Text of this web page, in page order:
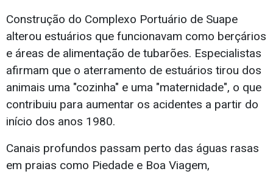
Construção do Complexo Portuário de Suape
alterou estuários que funcionavam como berçários
e áreas de alimentação de tubarões. Especialistas
afirmam que o aterramento de estuários tirou dos
animais uma "cozinha" e uma "maternidade", o que
contribuiu para aumentar os acidentes a partir do
início dos anos 1980.
Canais profundos passam perto das águas rasas
em praias como Piedade e Boa Viagem,